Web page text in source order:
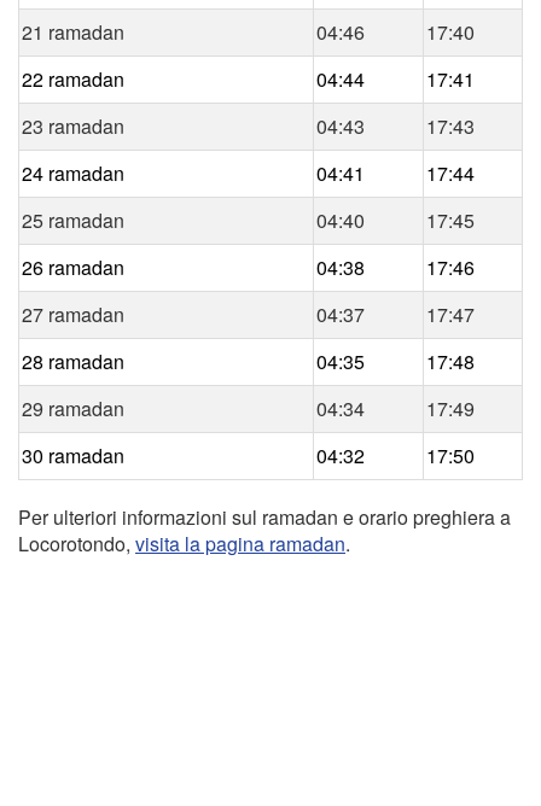
21 ramadan
04:46
17:40
22 ramadan
04:44
17:41
23 ramadan
04:43
17:43
24 ramadan
04:41
17:44
25 ramadan
04:40
17:45
26 ramadan
04:38
17:46
27 ramadan
04:37
17:47
28 ramadan
04:35
17:48
29 ramadan
04:34
17:49
30 ramadan
04:32 17:50
Per ulteriori informazioni sul ramadan e orario preghiera a
Locorotondo, visita la pagina ramadan.